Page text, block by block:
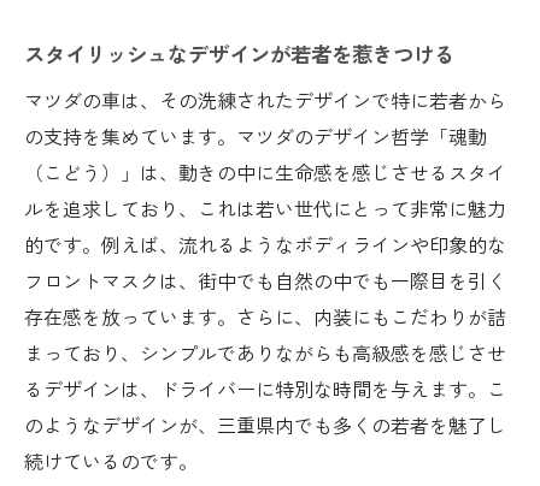
ライフスタイルに合わせた車選び
若者向けのマーケティング戦略
購入の手軽さとディーラーのサポート
最新技術を搭載したエンターテイメント性
口コミが生む信頼と広がり
三重県でのマツダ購入のポイント信頼できるデ
ィーラーの選び方
信頼できるディーラーの見極め方
アフターサービスの重要性
購入前に確認すべきチェックポイント
試乗体験で得られる実感
スタイリッシュなデザインが若者を惹きつける
マツダの車は、その洗練されたデザインで特に若者から
の支持を集めています。マツダのデザイン哲学「魂動
（こどう）」は、動きの中に生命感を感じさせるスタイ
ルを追求しており、これは若い世代にとって非常に魅力
的です。例えば、流れるようなボディラインや印象的な
フロントマスクは、街中でも自然の中でも一際目を引く
存在感を放っています。さらに、内装にもこだわりが詰
まっており、シンプルでありながらも高級感を感じさせ
るデザインは、ドライバーに特別な時間を与えます。こ
のようなデザインが、三重県内でも多くの若者を魅了し
続けているのです。